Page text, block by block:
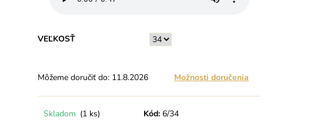
VEĽKOSŤ
Môžeme doručiť do: 11.8.2026 Možnosti doručenia
Skladom (1 ks) Kód: 6/34